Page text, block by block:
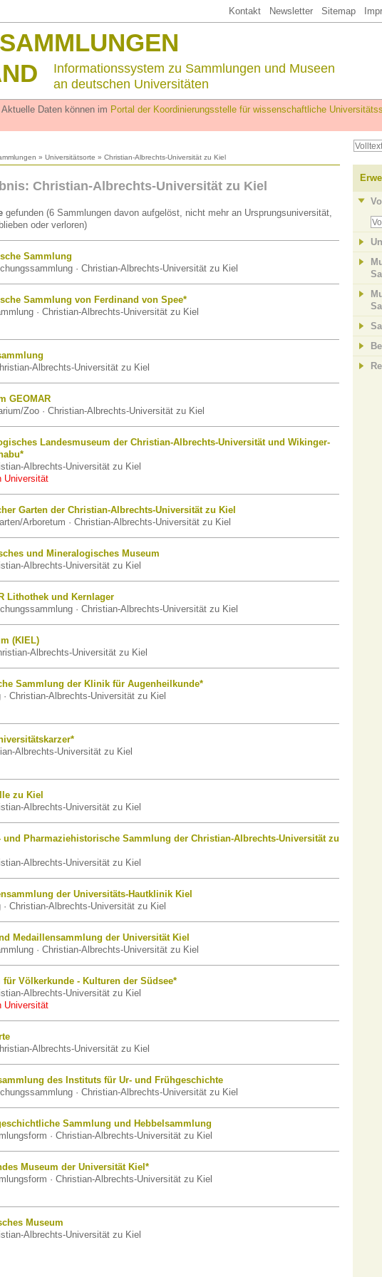
Kontakt Newsletter Sitemap
Informationssystem zu Sammlungen und Museen
an deutschen Universitäten
Daten können im Portal der Koordinierungsstelle für wissenschaftliche
» Universitätsorte » Christian-Albrechts-Universität zu Kiel
Christian-Albrechts-Universität zu Kiel
gefunden (6 Sammlungen davon aufgelöst, nicht mehr an Ursprungsuniversität,
oder verloren)
Sammlung
· Christian-Albrechts-Universität zu Kiel
Sammlung von Ferdinand von Spee*
· Christian-Albrechts-Universität zu Kiel
Albrechts-Universität zu Kiel
GEOMAR
Zoo · Christian-Albrechts-Universität zu Kiel
Landesmuseum der Christian-Albrechts-Universität und Wikinger-
Albrechts-Universität zu Kiel
Universität
Garten der Christian-Albrechts-Universität zu Kiel
Arboretum · Christian-Albrechts-Universität zu Kiel
und Mineralogisches Museum
Albrechts-Universität zu Kiel
Lithothek und Kernlager
· Christian-Albrechts-Universität zu Kiel
(KIEL)
Albrechts-Universität zu Kiel
Sammlung der Klinik für Augenheilkunde*
· Christian-Albrechts-Universität zu Kiel
Albrechts-Universität zu Kiel
zu Kiel
Albrechts-Universität zu Kiel
und Pharmaziehistorische Sammlung der Christian-Albrechts-Universität zu
Albrechts-Universität zu Kiel
der Universitäts-Hautklinik Kiel
· Christian-Albrechts-Universität zu Kiel
Medaillensammlung der Universität Kiel
· Christian-Albrechts-Universität zu Kiel
für Völkerkunde - Kulturen der Südsee*
Albrechts-Universität zu Kiel
Universität
Albrechts-Universität zu Kiel
des Instituts für Ur- und Frühgeschichte
· Christian-Albrechts-Universität zu Kiel
Sammlung und Hebbelsammlung
· Christian-Albrechts-Universität zu Kiel
Museum der Universität Kiel*
· Christian-Albrechts-Universität zu Kiel
Museum
Albrechts-Universität zu Kiel